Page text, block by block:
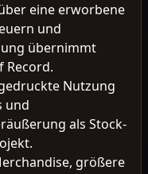
eine erworbene
und
übernimmt
Record.
Nutzung
und
als Stock-
größere